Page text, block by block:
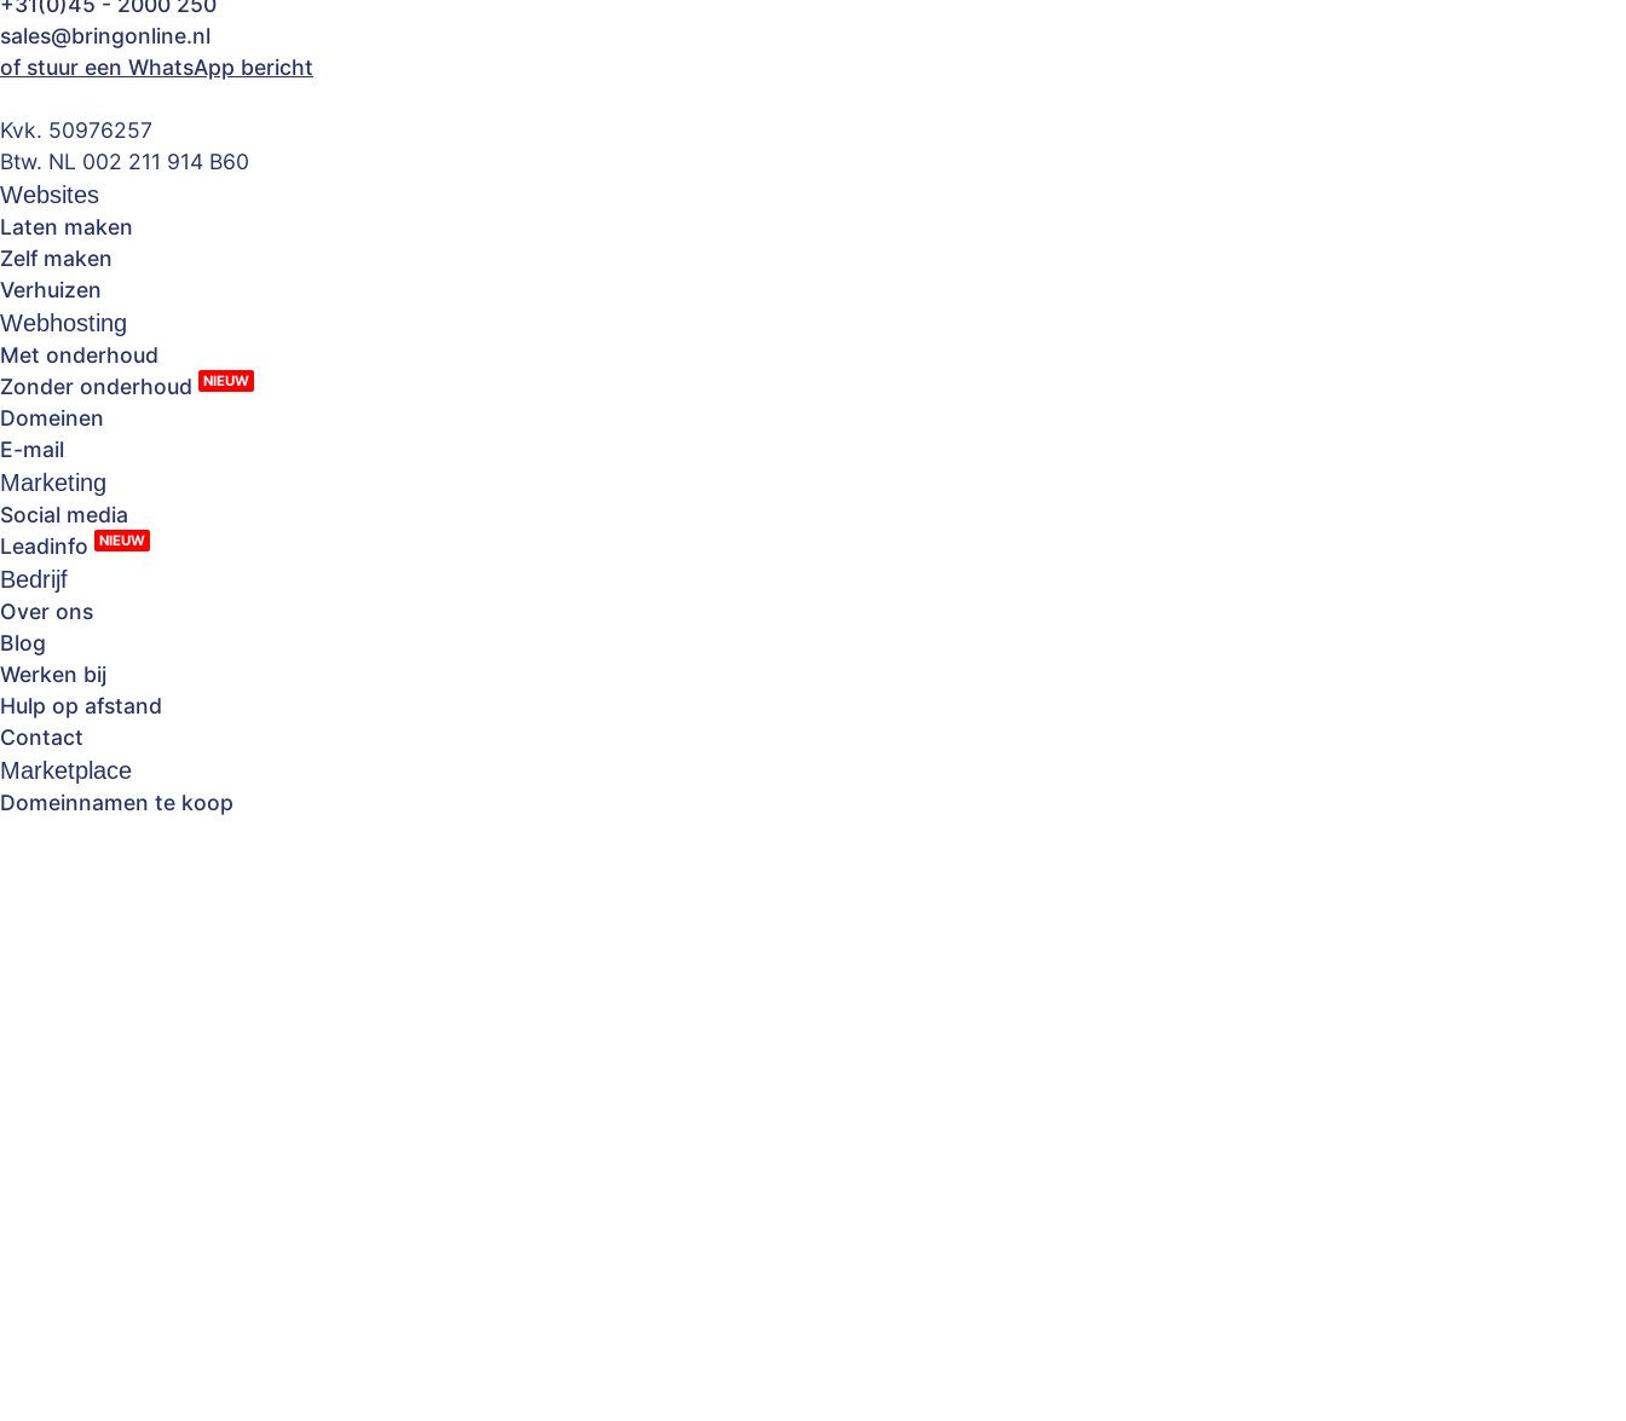
sales@bringonline.nl
of stuur een WhatsApp bericht
Kvk. 50976257
Btw. NL 002 211 914 B60
Websites
Laten maken
Zelf maken
Verhuizen
Webhosting
Met onderhoud
Zonder onderhoud
NIEUW
Domeinen
E-mail
Marketing
Social media
Leadinfo
NIEUW
Bedrijf
Over ons
Blog
Werken bij
Hulp op afstand
Contact
Marketplace
Domeinnamen te koop